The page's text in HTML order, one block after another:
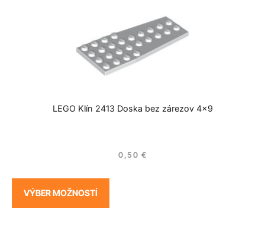
LEGO Klín 2413 Doska bez zárezov 4×9
0,50 €
VÝBER MOŽNOSTÍ